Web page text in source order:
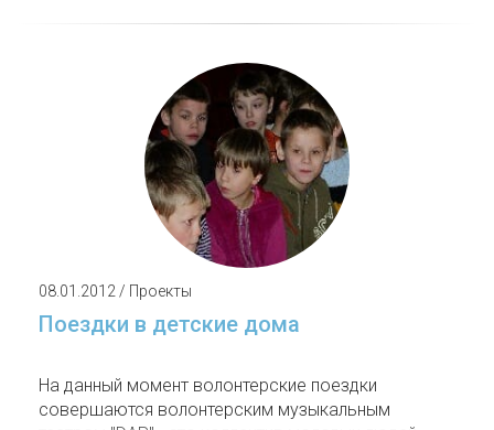
08.01.2012 / Проекты
Поездки в детские дома
На данный момент волонтерские поездки
совершаются волонтерским музыкальным